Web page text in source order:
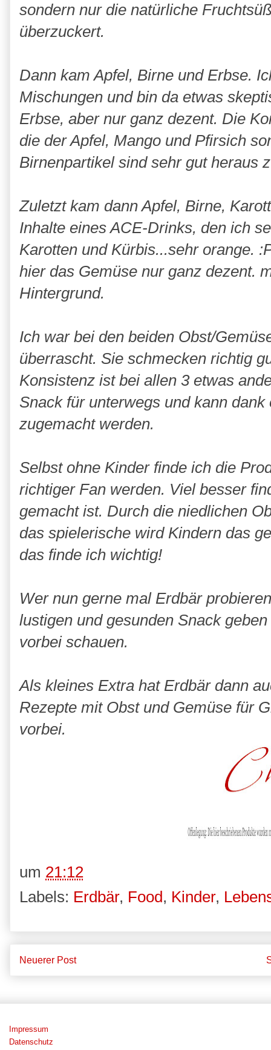
sondern nur die natürliche
überzuckert.
Dann kam Apfel, Birne und Erbse.
Mischungen und bin da etwas
Erbse, aber nur ganz dezent. Die
die der Apfel, Mango und Pfirsich
Birnenpartikel sind sehr gut heraus
Zuletzt kam dann Apfel, Birne,
Inhalte eines ACE-Drinks, den ich
Karotten und Kürbis...sehr orange.
hier das Gemüse nur ganz dezent.
Hintergrund.
Ich war bei den beiden Obst/
überrascht. Sie schmecken richtig
Konsistenz ist bei allen 3 etwas
Snack für unterwegs und kann
zugemacht werden.
Selbst ohne Kinder finde ich die
richtiger Fan werden. Viel besser
gemacht ist. Durch die niedlichen
das spielerische wird Kindern das
das finde ich wichtig!
Wer nun gerne mal Erdbär
lustigen und gesunden Snack
vorbei schauen.
Als kleines Extra hat Erdbär dann
Rezepte mit Obst und Gemüse für
vorbei.
um 21:12
Labels: Erdbär, Food, Kinder,
Neuerer Post
Impressum
Datenschutz